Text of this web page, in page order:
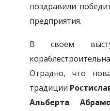
поздравили
предприятия.
В своем
Отрадно, что
традиции
Альберта